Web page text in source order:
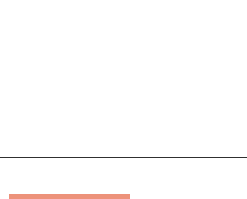
przez